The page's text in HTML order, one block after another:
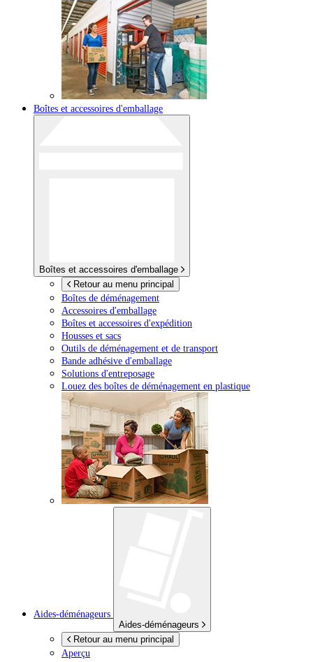
Boîtes et accessoires d'emballage
Boîtes et accessoires d'emballage
Retour au menu principal
Boîtes de déménagement
Accessoires d'emballage
Boîtes et accessoires d'expédition
Housses et sacs
Outils de déménagement et de transport
Bande adhésive d'emballage
Solutions d'entreposage
Louez des boîtes de déménagement en plastique
Aides-déménageurs
Aides-déménageurs
Retour au menu principal
Aperçu